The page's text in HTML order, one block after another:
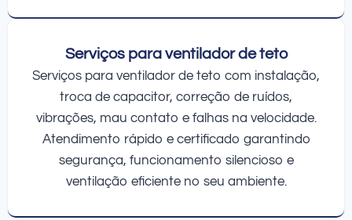
Serviços para ventilador de teto
Serviços para ventilador de teto com instalação,
troca de capacitor, correção de ruídos,
vibrações, mau contato e falhas na velocidade.
Atendimento rápido e certificado garantindo
segurança, funcionamento silencioso e
ventilação eficiente no seu ambiente.